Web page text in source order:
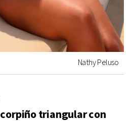
Nathy Peluso
corpiño triangular con